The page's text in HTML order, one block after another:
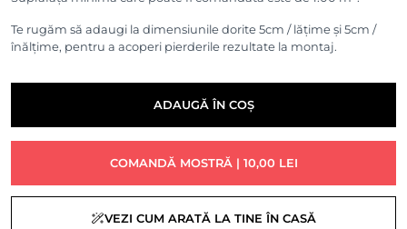
Te rugăm să adaugi la dimensiunile dorite 5cm / lățime și 5cm /
înălțime, pentru a acoperi pierderile rezultate la montaj.
ADAUGĂ ÎN COȘ
COMANDĂ MOSTRĂ | 10,00 LEI
VEZI CUM ARATĂ LA TINE ÎN CASĂ